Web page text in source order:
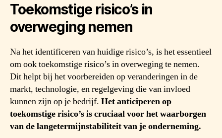
Toekomstige risico’s in
overweging nemen
Na het identificeren van huidige risico’s, is het essentieel
om ook toekomstige risico’s in overweging te nemen.
Dit helpt bij het voorbereiden op veranderingen in de
markt, technologie, en regelgeving die van invloed
kunnen zijn op je bedrijf. Het anticiperen op
toekomstige risico’s is cruciaal voor het waarborgen
van de langetermijnstabiliteit van je onderneming.